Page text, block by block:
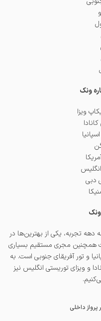
ونک
ویزا
دبی
ونک
تجربه، یکی از بهترین‌ها در
همچنین مجری مستقیم بسیاری
و تور آفریقای جنوبی است. به
و ویزای توریستی انگلیس نیز
داخلی